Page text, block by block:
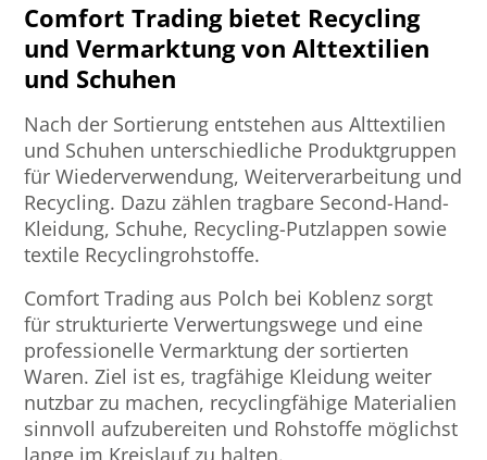
Comfort Trading bietet Recycling
und Vermarktung von Alttextilien
und Schuhen
Nach der Sortierung entstehen aus Alttextilien
und Schuhen unterschiedliche Produktgruppen
für Wiederverwendung, Weiterverarbeitung und
Recycling. Dazu zählen tragbare Second-Hand-
Kleidung, Schuhe, Recycling-Putzlappen sowie
textile Recyclingrohstoffe.
Comfort Trading aus Polch bei Koblenz sorgt
für strukturierte Verwertungswege und eine
professionelle Vermarktung der sortierten
Waren. Ziel ist es, tragfähige Kleidung weiter
nutzbar zu machen, recyclingfähige Materialien
sinnvoll aufzubereiten und Rohstoffe möglichst
lange im Kreislauf zu halten.